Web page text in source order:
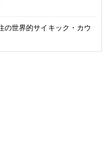
の世界的サイキック・カウ